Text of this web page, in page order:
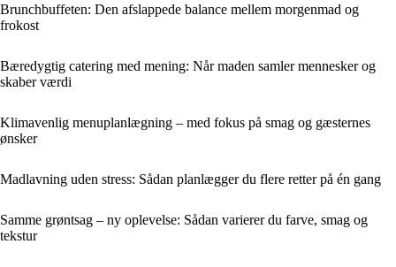
Brunchbuffeten: Den afslappede balance mellem morgenmad og
frokost
Bæredygtig catering med mening: Når maden samler mennesker og
skaber værdi
Klimavenlig menuplanlægning – med fokus på smag og gæsternes
ønsker
Madlavning uden stress: Sådan planlægger du flere retter på én gang
Samme grøntsag – ny oplevelse: Sådan varierer du farve, smag og
tekstur